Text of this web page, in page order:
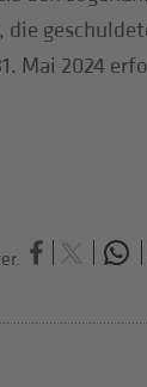
Mai 2024